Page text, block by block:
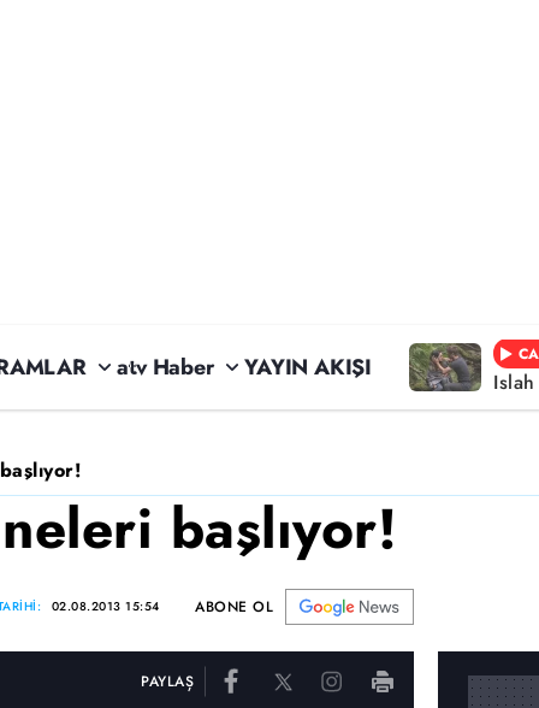
atv Haber YAYIN AKIŞI
başlıyor!
02.08.2013 15:54 ABONE OL
PAYLAŞ